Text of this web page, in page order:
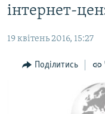
Перейти
до
основної
Перейти
БЛОГИ
ПОГЛЯД
інтернет-
19 квітень 2016, 15:27
Поділитись